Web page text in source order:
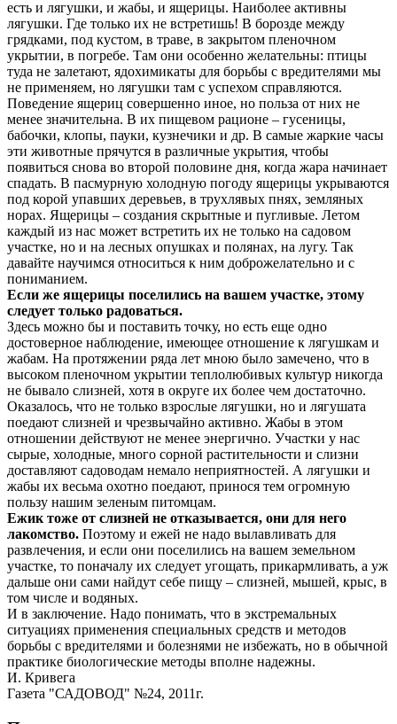
есть и лягушки, и жабы, и ящерицы. Наиболее активны
лягушки. Где только их не встретишь! В борозде между
грядками, под кустом, в траве, в закрытом пленочном
укрытии, в погребе. Там они особенно желательны: птицы
туда не залетают, ядохимикаты для борьбы с вредителями мы
не применяем, но лягушки там с успехом справляются.
Поведение ящериц совершенно иное, но польза от них не
менее значительна. В их пищевом рационе – гусеницы,
бабочки, клопы, пауки, кузнечики и др. В самые жаркие часы
эти животные прячутся в различные укрытия, чтобы
появиться снова во второй половине дня, когда жара начинает
спадать. В пасмурную холодную погоду ящерицы укрываются
под корой упавших деревьев, в трухлявых пнях, земляных
норах. Ящерицы – создания скрытные и пугливые. Летом
каждый из нас может встретить их не только на садовом
участке, но и на лесных опушках и полянах, на лугу. Так
давайте научимся относиться к ним доброжелательно и с
пониманием.
Если же ящерицы поселились на вашем участке, этому
следует только радоваться.
Здесь можно бы и поставить точку, но есть еще одно
достоверное наблюдение, имеющее отношение к лягушкам и
жабам. На протяжении ряда лет мною было замечено, что в
высоком пленочном укрытии теплолюбивых культур никогда
не бывало слизней, хотя в округе их более чем достаточно.
Оказалось, что не только взрослые лягушки, но и лягушата
поедают слизней и чрезвычайно активно. Жабы в этом
отношении действуют не менее энергично. Участки у нас
сырые, холодные, много сорной растительности и слизни
доставляют садоводам немало неприятностей. А лягушки и
жабы их весьма охотно поедают, принося тем огромную
пользу нашим зеленым питомцам.
Ежик тоже от слизней не отказывается, они для него
лакомство. Поэтому и ежей не надо вылавливать для
развлечения, и если они поселились на вашем земельном
участке, то поначалу их следует угощать, прикармливать, а уж
дальше они сами найдут себе пищу – слизней, мышей, крыс, в
том числе и водяных.
И в заключение. Надо понимать, что в экстремальных
ситуациях применения специальных средств и методов
борьбы с вредителями и болезнями не избежать, но в обычной
практике биологические методы вполне надежны.
И. Кривега
Газета "САДОВОД" №24, 2011г.